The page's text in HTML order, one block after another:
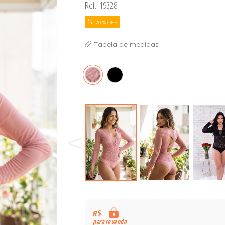
Ref.: 19328
20 % OFF
Tabela de medidas
R$
para revenda